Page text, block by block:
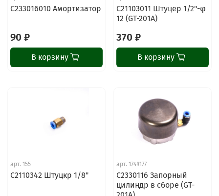
C233016010 Амортизатор
90 ₽
В корзину
C21103011 Штуцер 1/2"-φ
12 (GT-201A)
370 ₽
В корзину
арт. 155
C2110342 Штуцкр 1/8"
арт. 174#177
C2330116 Запорный
цилиндр в сборе (GT-